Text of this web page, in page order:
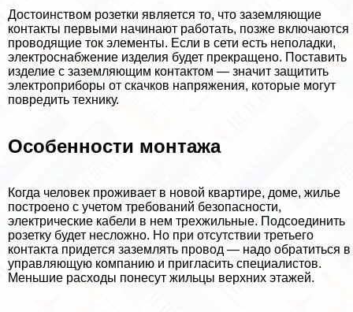
Достоинством розетки является то, что заземляющие
контакты первыми начинают работать, позже включаются
проводящие ток элементы. Если в сети есть неполадки,
электроснабжение изделия будет прекращено. Поставить
изделие с заземляющим контактом — значит защитить
электроприборы от скачков напряжения, которые могут
повредить технику.
Особенности монтажа
Когда человек проживает в новой квартире, доме, жилье
построено с учетом требований безопасности,
электрические кабели в нем трехжильные. Подсоединить
розетку будет несложно. Но при отсутствии третьего
контакта придется заземлять провод — надо обратиться в
управляющую компанию и пригласить специалистов.
Меньшие расходы понесут жильцы верхних этажей.